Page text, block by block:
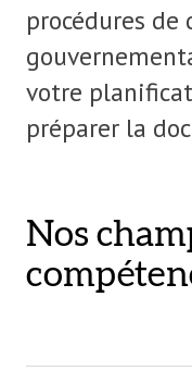
procédures
votre
préparer la
Nos